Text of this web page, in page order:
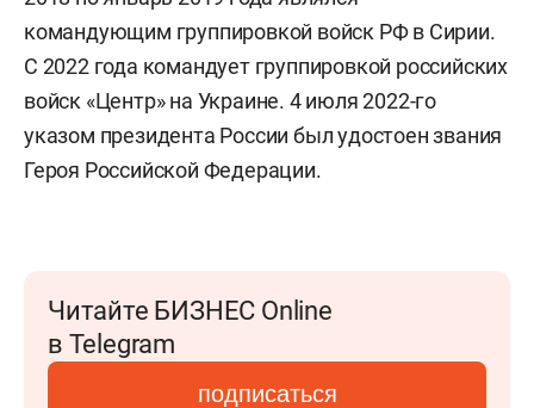
командующим группировкой войск РФ в Сирии.
С 2022 года командует группировкой российских
войск «Центр» на Украине. 4 июля 2022-го
указом президента России был удостоен звания
Героя Российской Федерации.
Читайте БИЗНЕС Online
в Telegram
подписаться